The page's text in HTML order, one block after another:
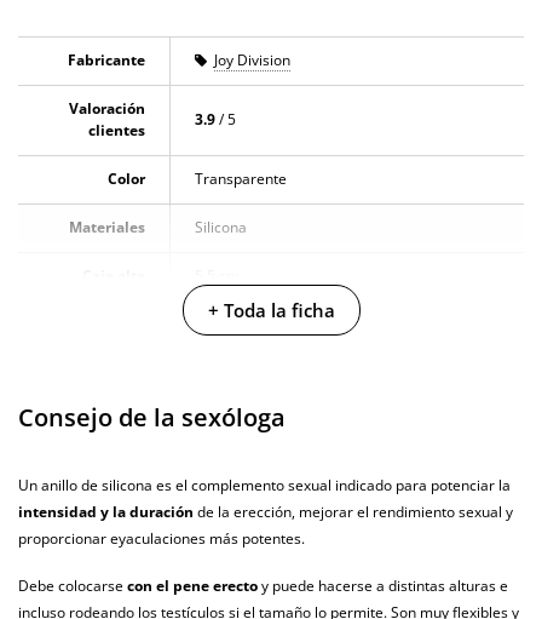
Fabricante Joy Division
Valoración
clientes
3.9/ 5
Color Transparente
Materiales Silicona
Caja peso 0.015 Kg
Producto
vegano
No testado en
animales
+ Toda la ficha
Consejo de la sexóloga
Un anillo de silicona es el complemento sexual indicado para potenciar la
intensidad y la duración de la erección, mejorar el rendimiento sexual y
proporcionar eyaculaciones más potentes.
Debe colocarsecon el pene erectoy puede hacerse a distintas alturas e
incluso rodeando los testículos si el tamaño lo permite. Son muy flexibles y